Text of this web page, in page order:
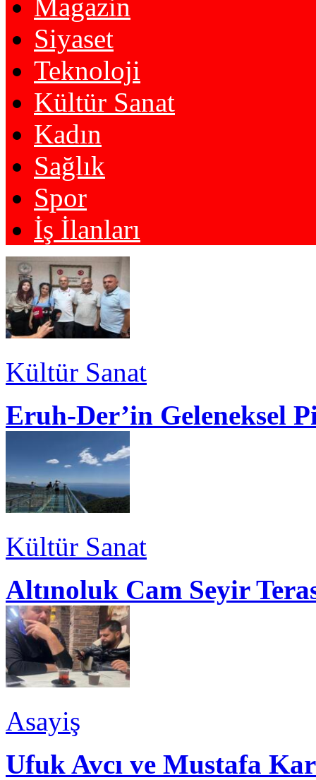
Magazin
Siyaset
Teknoloji
Kültür Sanat
Kadın
Sağlık
Spor
İş İlanları
Kültür Sanat
Eruh-Der’in Geleneksel
Kültür Sanat
Altınoluk Cam Seyir
Asayiş
Ufuk Avcı ve Mustafa